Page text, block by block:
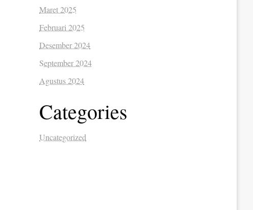
Maret 2025
Februari 2025
Desember 2024
September 2024
Agustus 2024
Categories
Uncategorized